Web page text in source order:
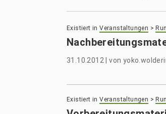
Existiert in Veranstaltungen >
31.10.2012 |von
Existiert in Veranstaltungen >